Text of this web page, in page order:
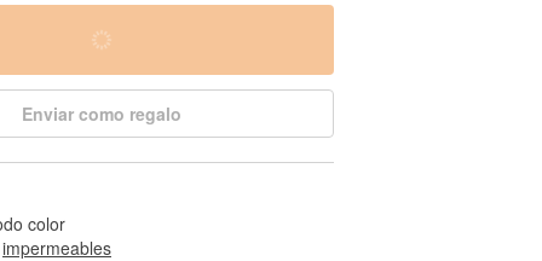
Enviar como regalo
color
impermeables